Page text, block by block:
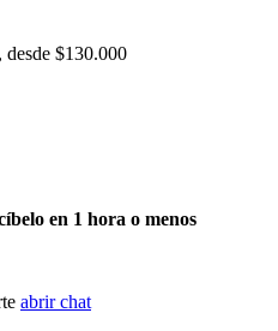
$130.000
en 1 hora o menos
abrir chat